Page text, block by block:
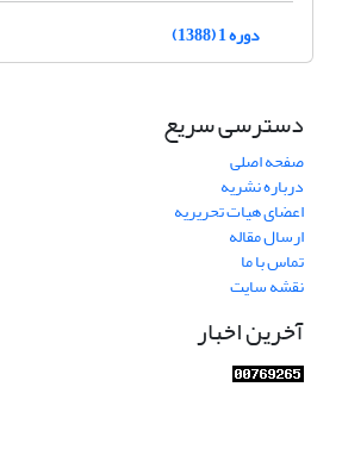
دوره 1 (1388)
دسترسی سریع
صفحه اصلی
درباره نشریه
اعضای هیات تحریریه
ارسال مقاله
تماس با ما
نقشه سایت
آخرین اخبار